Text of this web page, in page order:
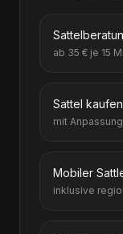
ab 35 € je 15
Sattel
mit
Mobiler
inklusive